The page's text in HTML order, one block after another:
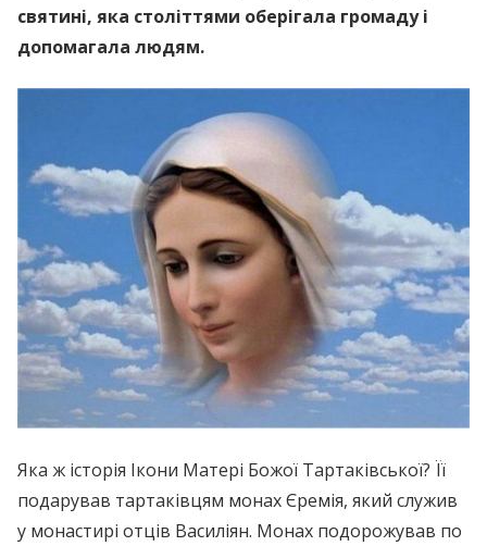
святині, яка століттями оберігала громаду і
допомагала людям.
Яка ж історія Ікони Матері Божої Тартаківської? Її
подарував тартаківцям монах Єремія, який служив
у монастирі отців Василіян. Монах подорожував по